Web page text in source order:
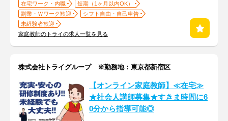
在宅ワーク・内職
短期（1ヶ月以内OK）
副業・Ｗワーク歓迎
シフト自由・自己申告
未経験者歓迎
家庭教師のトライの求人一覧を見る
株式会社トライグループ ※勤務地：東京都新宿区
【オンライン家庭教師】≪在宅≫
★社会人講師募集★すきま時間に6
0分から指導可能◎